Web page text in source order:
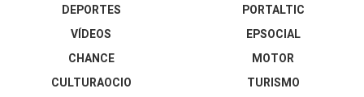
DEPORTES
VÍDEOS
PORTALTIC
EPSOCIAL
CHANCE
CULTURAOCIO
MOTOR
TURISMO